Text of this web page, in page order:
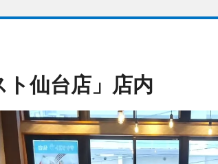
ト仙台店」店内